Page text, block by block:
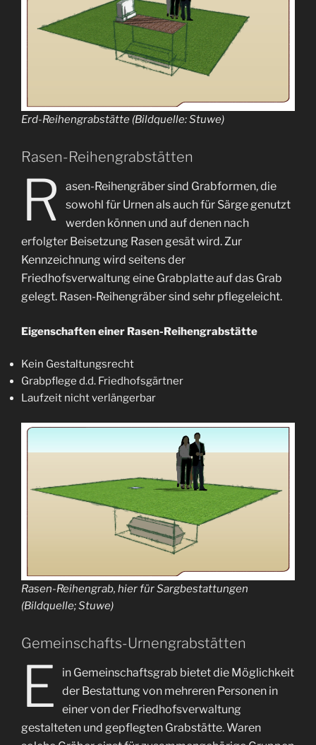
Erd-Reihengrabstätte (Bildquelle: Stuwe)
Rasen-Reihengrabstätten
R
asen-Reihengräber sind Grabformen, die
sowohl für Urnen als auch für Särge genutzt
werden können und auf denen nach
erfolgter Beisetzung Rasen gesät wird. Zur
Kennzeichnung wird seitens der
Friedhofsverwaltung eine Grabplatte auf das Grab
gelegt. Rasen-Reihengräber sind sehr pflegeleicht.
Eigenschaften einer Rasen-Reihengrabstätte
Kein Gestaltungsrecht
Grabpflege d.d. Friedhofsgärtner
Laufzeit nicht verlängerbar
Rasen-Reihengrab, hier für Sargbestattungen
(Bildquelle; Stuwe)
Gemeinschafts-Urnengrabstätten
E
in Gemeinschaftsgrab bietet die Möglichkeit
der Bestattung von mehreren Personen in
einer von der Friedhofsverwaltung
gestalteten und gepflegten Grabstätte. Waren